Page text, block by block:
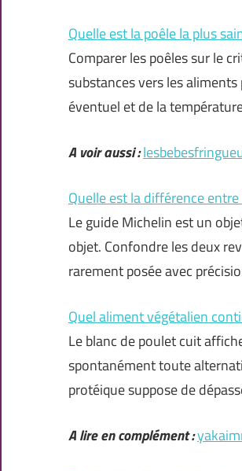
Quelle est la poêle la plus
Comparer les poêles sur le
substances vers les
éventuel et de la
A voir aussi :
Quelle est la différence
Le guide Michelin est un
objet. Confondre les deux
rarement posée avec
Quel aliment végétalien
Le blanc de poulet cuit
spontanément toute
protéique suppose de
A lire en complément :